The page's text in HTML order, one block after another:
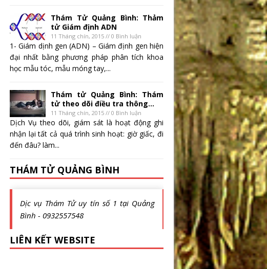
Thám Tử Quảng Bình: Thảm
tử Giám định ADN
11 Tháng chín, 2015 // 0 Bình luận
1- Giám dịnh gen (ADN) – Giám định gen hiện
đại nhất bằng phương pháp phân tích khoa
học mẫu tóc, mẫu móng tay,...
Thám tử Quảng Bình: Thám
tử theo dõi điều tra thông...
11 Tháng chín, 2015 // 0 Bình luận
Dịch Vụ theo dõi, giám sát là hoạt động ghi
nhận lại tất cả quá trình sinh hoạt: giờ giấc, đi
đến đâu? làm...
THÁM TỬ QUẢNG BÌNH
Dịc vụ Thám Tử uy tín số 1 tại Quảng
Bình - 0932557548
LIÊN KẾT WEBSITE